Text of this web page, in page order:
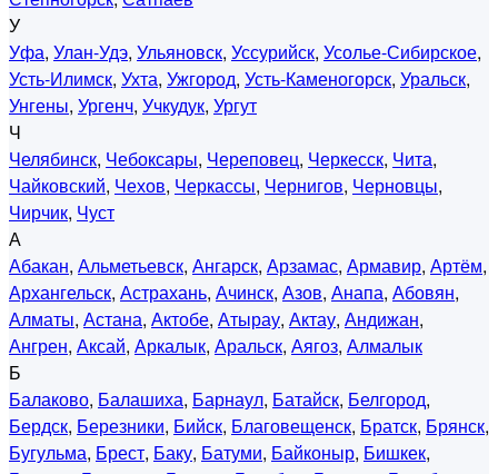
У
Уфа, Улан-Удэ, Ульяновск, Уссурийск, Усолье-Сибирское,
Усть-Илимск, Ухта, Ужгород, Усть-Каменогорск, Уральск,
Унгены, Ургенч, Учкудук, Ургут
Ч
Челябинск, Чебоксары, Череповец, Черкесск, Чита,
Чайковский, Чехов, Черкассы, Чернигов, Черновцы,
Чирчик, Чуст
А
Абакан, Альметьевск, Ангарск, Арзамас, Армавир, Артём,
Архангельск, Астрахань, Ачинск, Азов, Анапа, Абовян,
Алматы, Астана, Актобе, Атырау, Актау, Андижан,
Ангрен, Аксай, Аркалык, Аральск, Аягоз, Алмалык
Б
Балаково, Балашиха, Барнаул, Батайск, Белгород,
Бердск, Березники, Бийск, Благовещенск, Братск, Брянск,
Бугульма, Брест, Баку, Батуми, Байконыр, Бишкек,